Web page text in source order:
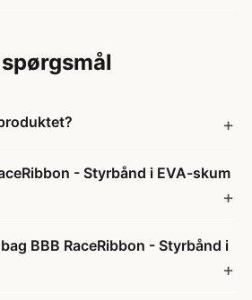
- Styrbånd i EVA-skum
BBB RaceRibbon - Styrbånd i